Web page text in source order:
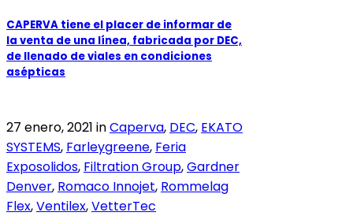
CAPERVA tiene el placer de informar de
la venta de una línea, fabricada por DEC,
de llenado de viales en condiciones
asépticas
27 enero, 2021 inCaperva, DEC, EKATO
SYSTEMS, Farleygreene, Feria
Exposolidos, Filtration Group,Gardner
Denver, Romaco Innojet, Rommelag
Flex,Ventilex,VetterTec